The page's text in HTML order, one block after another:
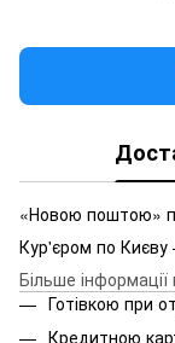
«Новою поштою»
Кур'єром по
Більше
Готівкою при
Кредитною